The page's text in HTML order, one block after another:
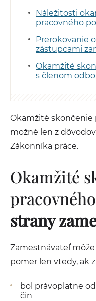
Náležitosti
pracovného
Prerokovanie
zástupcami
Okamžité
s členom
Okamžité
možné len z
Zákonníka práce.
Okamžité
strany
Zamestnávateľ
pomer len vtedy, ak
bol právoplatne
čin